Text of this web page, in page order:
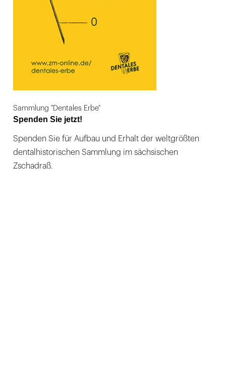
Sammlung "Dentales Erbe"
Spenden Sie jetzt!
Spenden Sie für Aufbau und Erhalt der weltgrößten
dentalhistorischen Sammlung im sächsischen
Zschadraß.